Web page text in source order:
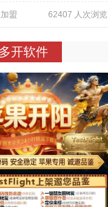
盟 62407 人次浏览
开软件